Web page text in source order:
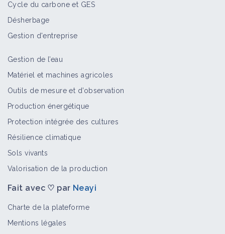
Cycle du carbone et GES
Désherbage
Gestion d'entreprise
Gestion de l’eau
Matériel et machines agricoles
Outils de mesure et d’observation
Production énergétique
Protection intégrée des cultures
Résilience climatique
Sols vivants
Valorisation de la production
Fait avec ♡ par Neayi
Charte de la plateforme
Mentions légales